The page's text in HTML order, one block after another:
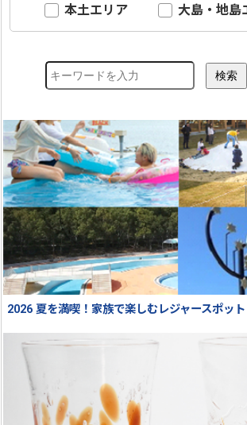
本土エリア 大島・地島
2026 夏を満喫！家族で楽しむレジャースポット